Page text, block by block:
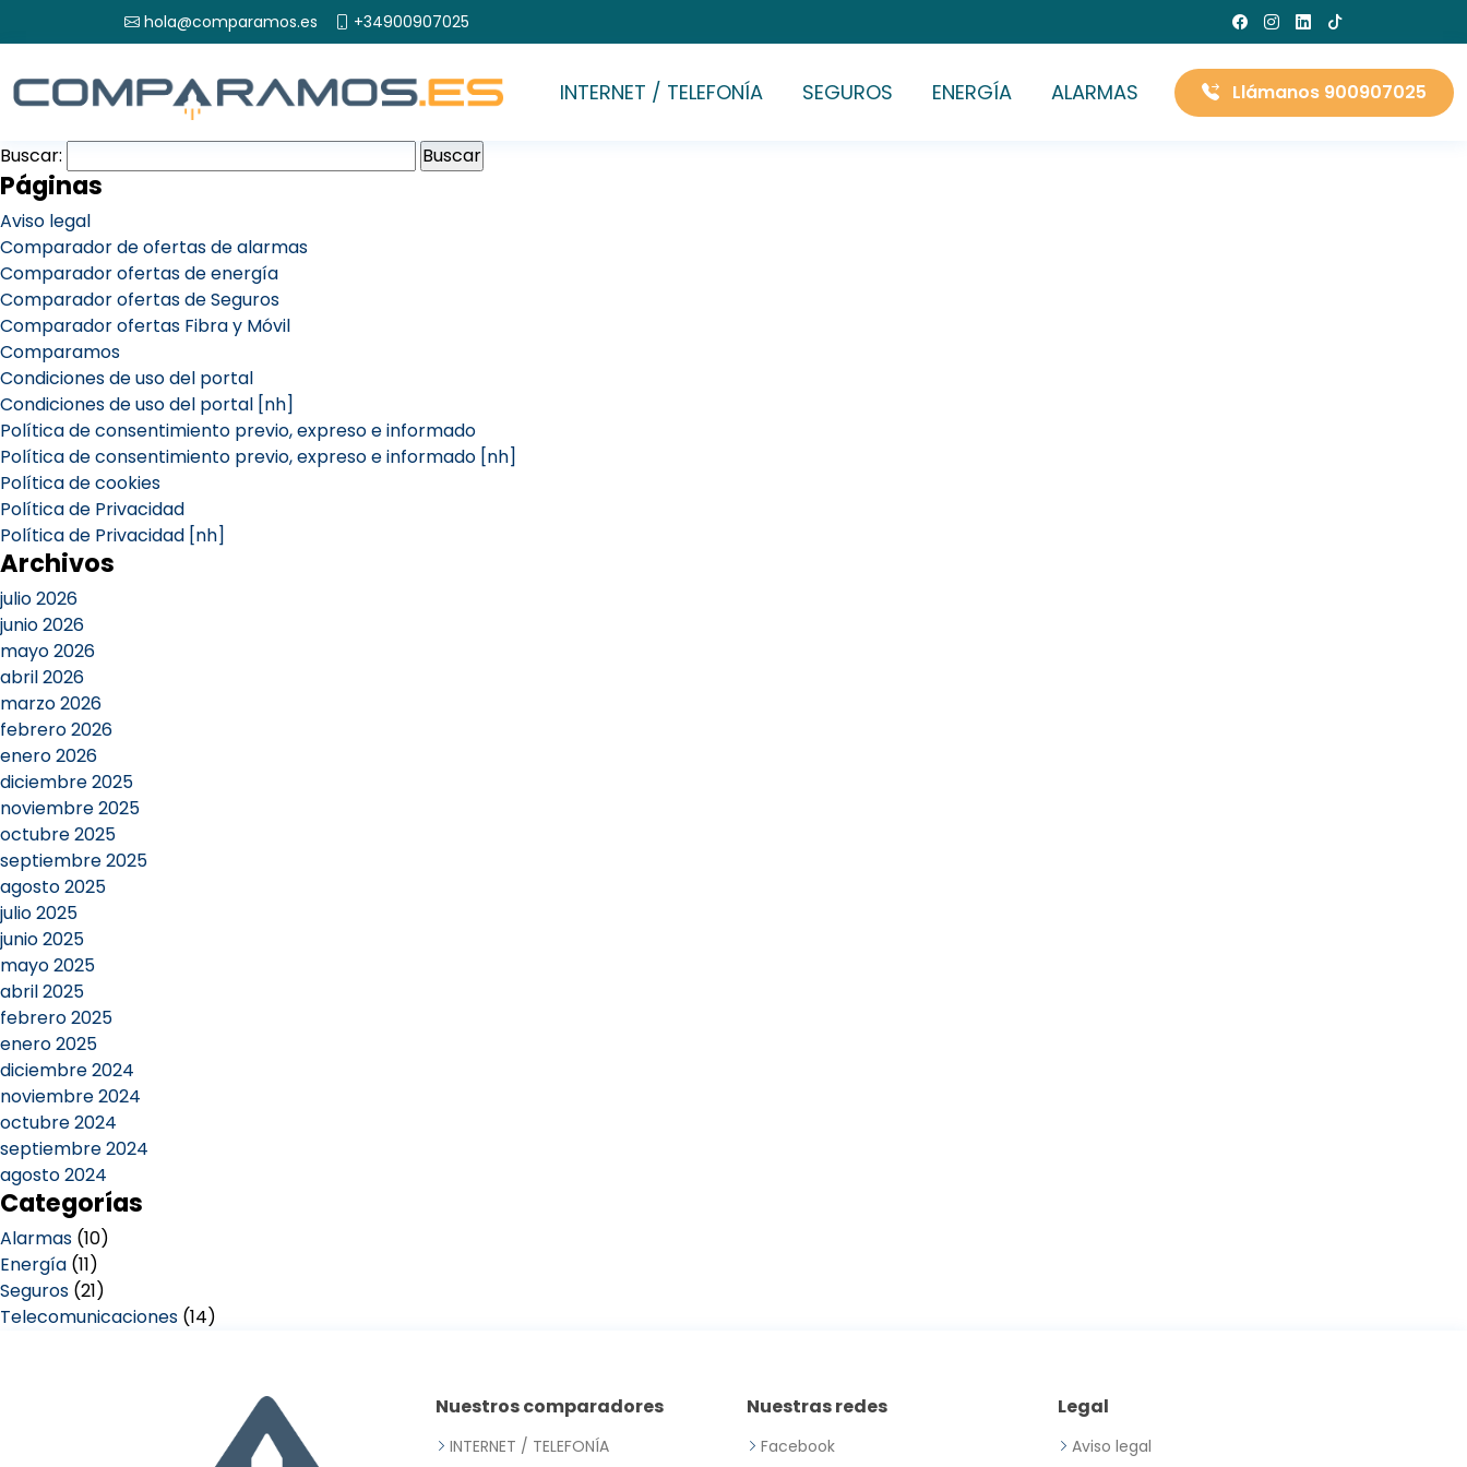
hola@comparamos.es +34900907025
INTERNET / TELEFONÍA SEGUROS ENERGÍA ALARMAS Llámanos 900907025
Buscar:
Páginas
Aviso legal
Comparador de ofertas de alarmas
Comparador ofertas de energía
Comparador ofertas de Seguros
Comparador ofertas Fibra y Móvil
Comparamos
Condiciones de uso del portal
Condiciones de uso del portal [nh]
Política de consentimiento previo, expreso e informado
Política de consentimiento previo, expreso e informado [nh]
Política de cookies
Política de Privacidad
Política de Privacidad [nh]
Archivos
julio 2026
junio 2026
mayo 2026
abril 2026
marzo 2026
febrero 2026
enero 2026
diciembre 2025
noviembre 2025
octubre 2025
septiembre 2025
agosto 2025
julio 2025
junio 2025
mayo 2025
abril 2025
febrero 2025
enero 2025
diciembre 2024
noviembre 2024
octubre 2024
septiembre 2024
agosto 2024
Categorías
Alarmas (10)
Energía (11)
Seguros (21)
Telecomunicaciones (14)
Nuestros comparadores
INTERNET / TELEFONÍA
Nuestras redes
Facebook
Legal
Aviso legal